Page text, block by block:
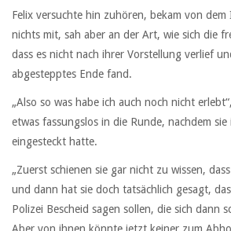
Felix versuchte hin zuhören, bekam von dem
nichts mit, sah aber an der Art, wie sich die
dass es nicht nach ihrer Vorstellung verlief
abgestepptes Ende fand.
„Also so was habe ich auch noch nicht
etwas fassungslos in die Runde, nachdem
eingesteckt hatte.
„Zuerst schienen sie gar nicht zu wissen,
und dann hat sie doch tatsächlich gesagt,
Polizei Bescheid sagen sollen, die sich dann